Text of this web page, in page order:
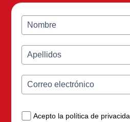
Acepto la política de